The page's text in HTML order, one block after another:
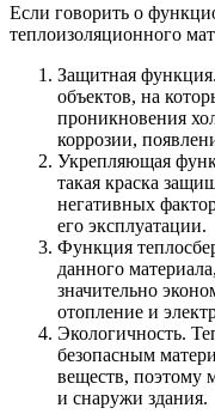
Если говорить о
теплоизоляционного
Защитная
объектов, на
проникновения
коррозии,
Укрепляющая
такая краска
негативных
его эксплуатации.
Функция
данного
значительно
отопление и
Экологичность.
безопасным
веществ, поэтому
и снаружи здания.